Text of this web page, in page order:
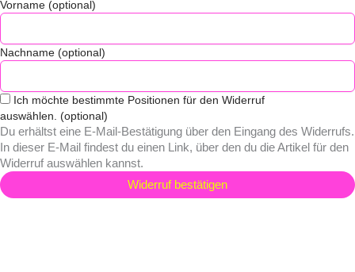
Vorname (optional)
Nachname (optional)
Ich möchte bestimmte Positionen für den Widerruf
auswählen. (optional)
Du erhältst eine E-Mail-Bestätigung über den Eingang des Widerrufs.
In dieser E-Mail findest du einen Link, über den du die Artikel für den
Widerruf auswählen kannst.
Widerruf bestätigen